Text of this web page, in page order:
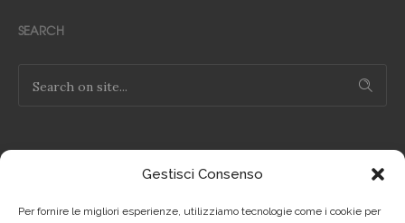
Gestisci Consenso
Per fornire le migliori esperienze, utilizziamo tecnologie come i cookie per
SEARCH